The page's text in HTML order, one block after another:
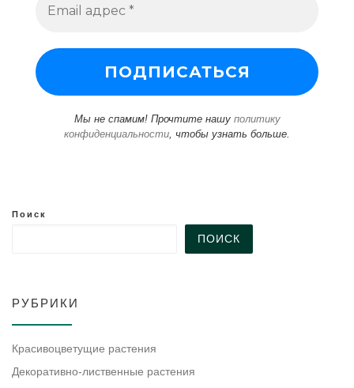
Мы не спамим! Прочтите нашу политику
конфиденциальности, чтобы узнать больше.
Поиск
ПОИСК
РУБРИКИ
Красивоцветущие растения
Декоративно-лиственные растения